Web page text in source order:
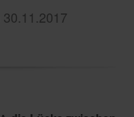
30.11.2017